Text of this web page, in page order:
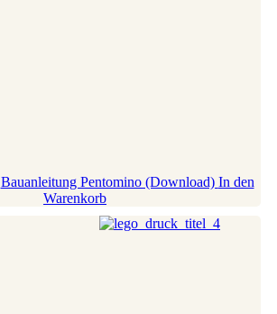
Bauanleitung Pentomino (Download) In den
Warenkorb